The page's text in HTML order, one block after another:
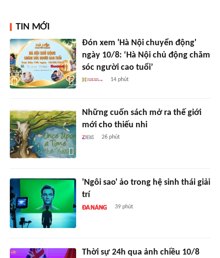
TIN MỚI
Đón xem 'Hà Nội chuyển động'
ngày 10/8: ‘Hà Nội chủ động chăm
sóc người cao tuổi’
14 phút
Những cuốn sách mở ra thế giới
mới cho thiếu nhi
26 phút
'Ngôi sao' ảo trong hệ sinh thái giải
trí
39 phút
Thời sự 24h qua ảnh chiều 10/8